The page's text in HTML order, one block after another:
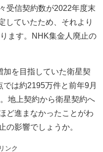
受信契約数が2022年度末
していたため、それより
ます。NHK集金人廃止の
加を目指していた衛星契
は約2195万件と前年9月
地上契約から衛星契約へ
ど進まなかったことがわ
の影響でしょうか。
ンク